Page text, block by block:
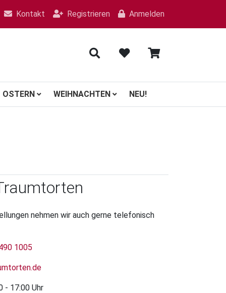
Kontakt Registrieren Anmelden
OSTERN WEIHNACHTEN
NEU!
nehmen wir auch gerne telefonisch
1005
- 17:00 Uhr